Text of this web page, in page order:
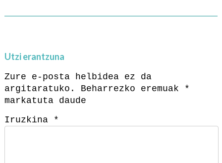
Utzi erantzuna
Zure e-posta helbidea ez da
argitaratuko.
Beharrezko eremuak
*
markatuta daude
Iruzkina
*